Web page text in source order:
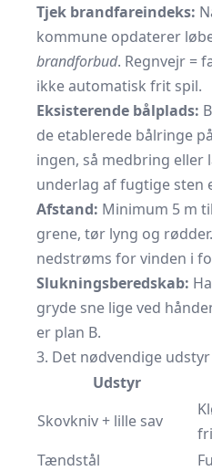
Tjek brandfareindeks:
kommune opdaterer
brandforbud. Regnvejr =
ikke automatisk frit spil.
Eksisterende bålplads:
de etablerede bålringe
ingen, så medbring eller
underlag af fugtige sten
Afstand: Minimum 5 m
grene, tør lyng og
nedstrøms for vinden i
Slukningsberedskab:
gryde sne lige ved
er plan B.
3. Det nødvendige udstyr
Udstyr
Skovkniv + lille sav
Tændstål